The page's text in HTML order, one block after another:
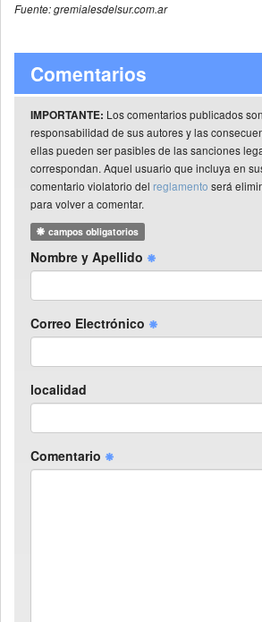
Fuente: gremialesdelsur.com.ar
Comentarios
IMPORTANTE: Los comentarios publicados
responsabilidad de sus autores y las
ellas pueden ser pasibles de las sanciones
correspondan. Aquel usuario que incluya en
comentario violatorio del reglamento será
para volver a comentar.
campos obligatorios
Nombre y Apellido
Correo Electrónico
localidad
Comentario